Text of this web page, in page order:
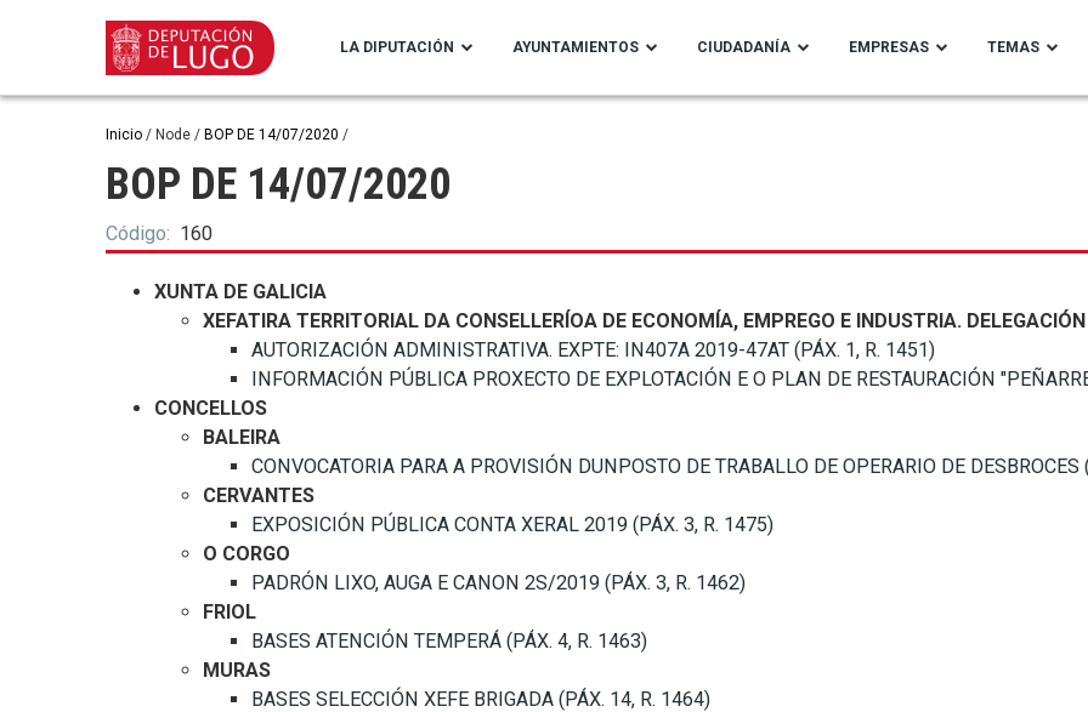
principal
LA DIPUTACIÓN AYUNTAMIENTOS CIUDADANÍA EMPRESAS TEMAS
Ruta
de
navegación
Inicio Node BOP DE 14/07/2020
BOP DE 14/07/2020
Código 160
XUNTA DE GALICIA
XEFATIRA TERRITORIAL DA CONSELLERÍOA DE ECONOMÍA, EMPREGO E INDUSTRIA.
AUTORIZACIÓN ADMINISTRATIVA. EXPTE: IN407A 2019-47AT (PÁX. 1, R. 1451)
INFORMACIÓN PÚBLICA PROXECTO DE EXPLOTACIÓN E O PLAN DE RESTAURACIÓN
CONCELLOS
BALEIRA
CONVOCATORIA PARA A PROVISIÓN DUNPOSTO DE TRABALLO DE OPERARIO DE DESBROCES
CERVANTES
EXPOSICIÓN PÚBLICA CONTA XERAL 2019 (PÁX. 3, R. 1475)
O CORGO
PADRÓN LIXO, AUGA E CANON 2S/2019 (PÁX. 3, R. 1462)
FRIOL
BASES ATENCIÓN TEMPERÁ (PÁX. 4, R. 1463)
MURAS
BASES SELECCIÓN XEFE BRIGADA (PÁX. 14, R. 1464)